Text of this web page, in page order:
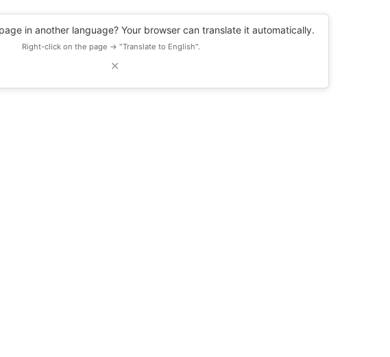
in another language? Your browser can translate it automatically.
Right-click on the page → "Translate to English".
✕
RECURSOS